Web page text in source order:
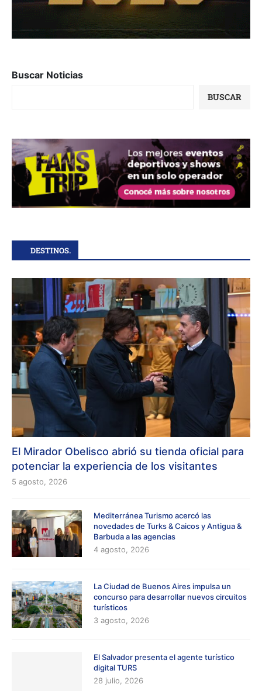
Buscar Noticias
BUSCAR
DESTINOS.
El Mirador Obelisco abrió su tienda oficial para
potenciar la experiencia de los visitantes
5 agosto, 2026
Mediterránea Turismo acercó las
novedades de Turks & Caicos y Antigua &
Barbuda a las agencias
4 agosto, 2026
La Ciudad de Buenos Aires impulsa un
concurso para desarrollar nuevos circuitos
turísticos
3 agosto, 2026
El Salvador presenta el agente turístico
digital TURS
28 julio, 2026